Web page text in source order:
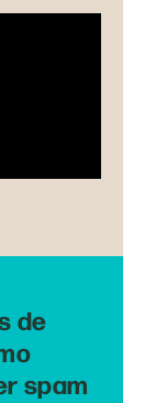
de
spam